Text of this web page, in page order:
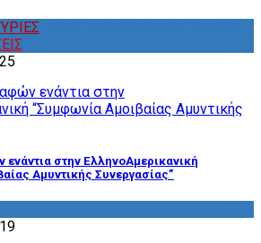
στην ΕλληνοΑμερικανική
Αμυντικής Συνεργασίας”